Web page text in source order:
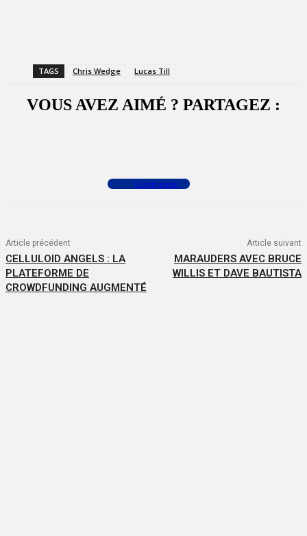
TAGS Chris Wedge Lucas Till
VOUS AVEZ AIMÉ ? PARTAGEZ :
Commenter
Article précédent
CELLULOID ANGELS : LA
PLATEFORME DE
CROWDFUNDING AUGMENTÉ
Article suivant
MARAUDERS AVEC BRUCE
WILLIS ET DAVE BAUTISTA